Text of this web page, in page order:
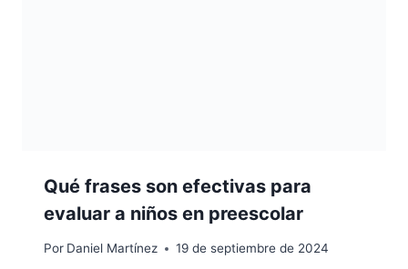
Qué frases son efectivas para
evaluar a niños en preescolar
Por Daniel Martínez 19 de septiembre de 2024